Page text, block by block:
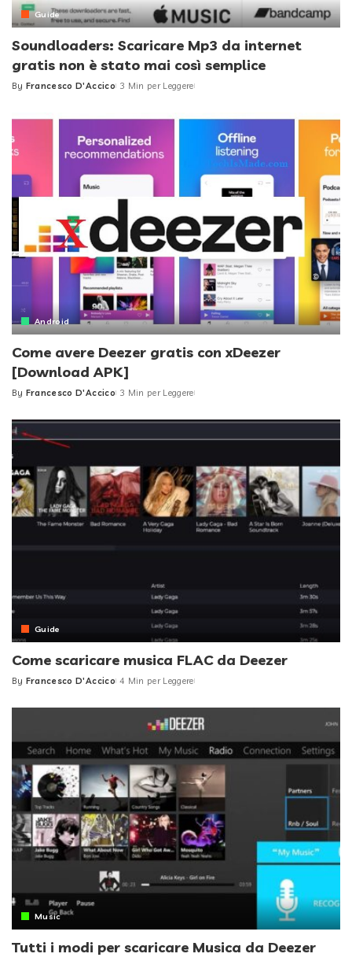
Guide
Soundloaders: Scaricare Mp3 da internet
gratis non è stato mai così semplice
Posted
By Francesco D'Accico 3 Min per Leggere
Android
Come avere Deezer gratis con xDeezer
[Download APK]
Posted
By Francesco D'Accico 3 Min per Leggere
Guide
Come scaricare musica FLAC da Deezer
Posted
By Francesco D'Accico 4 Min per Leggere
Music
Tutti i modi per scaricare Musica da Deezer